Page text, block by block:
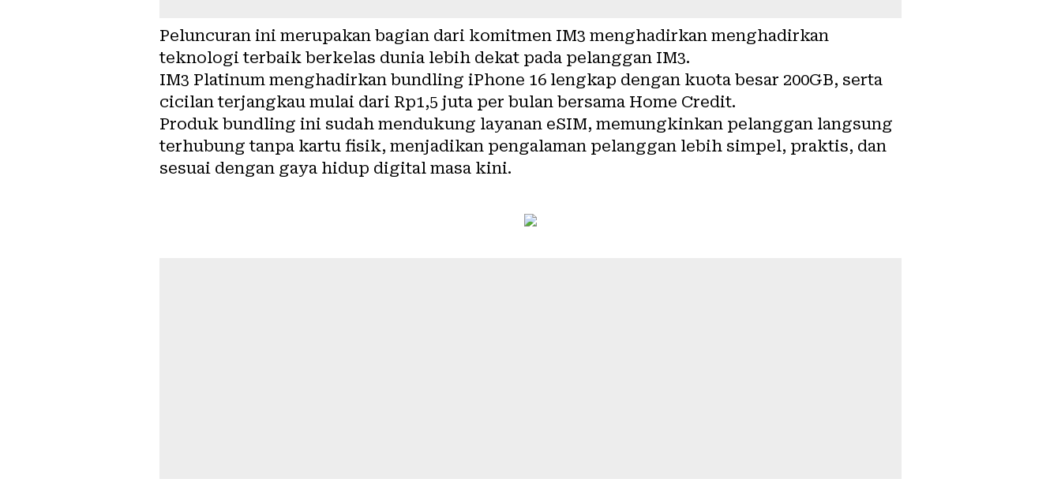
Peluncuran ini merupakan bagian dari komitmen IM3 menghadirkan menghadirkan
teknologi terbaik berkelas dunia lebih dekat pada pelanggan IM3.
IM3 Platinum menghadirkan bundling iPhone 16 lengkap dengan kuota besar 200GB, serta
cicilan terjangkau mulai dari Rp1,5 juta per bulan bersama Home Credit.
Produk bundling ini sudah mendukung layanan eSIM, memungkinkan pelanggan langsung
terhubung tanpa kartu fisik, menjadikan pengalaman pelanggan lebih simpel, praktis, dan
sesuai dengan gaya hidup digital masa kini.